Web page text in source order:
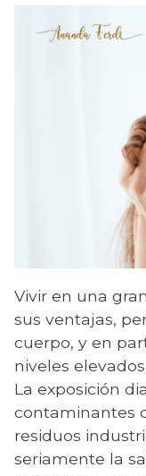
Vivir en una
sus ventajas,
cuerpo, y en
niveles
La exposición
contaminantes
residuos
seriamente la